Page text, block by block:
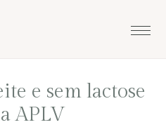
e sem lactose
APLV